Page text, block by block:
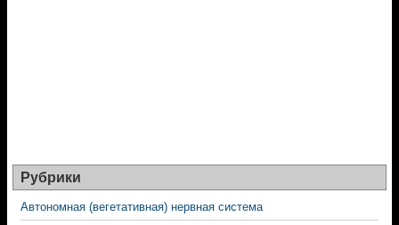
Рубрики
Автономная (вегетативная) нервная система